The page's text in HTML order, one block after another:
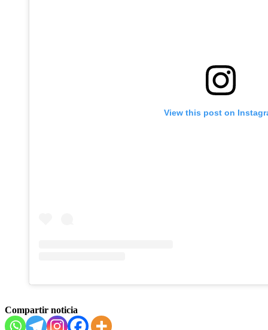
View this post on
Compartir noticia